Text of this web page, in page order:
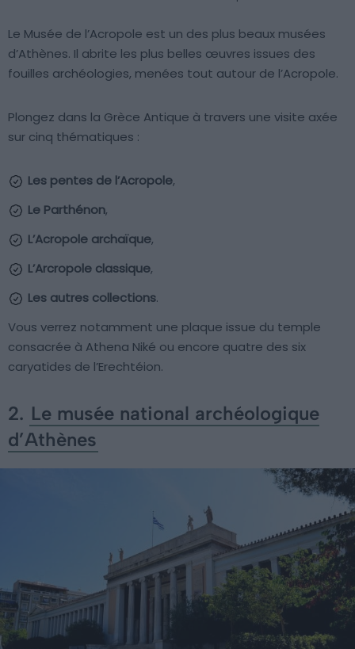
Le Musée de l’Acropole est un des plus beaux musées
d’Athènes. Il abrite les plus belles œuvres issues des
fouilles archéologies, menées tout autour de l’Acropole.
Plongez dans la Grèce Antique à travers une visite axée
sur cinq thématiques :
Les pentes de l’Acropole,
Le Parthénon,
L’Acropole archaïque,
L’Arcropole classique,
Les autres collections.
Vous verrez notamment une plaque issue du temple
consacrée à Athena Niké ou encore quatre des six
caryatides de l’Erechtéion.
2. Le musée national archéologique
d’Athènes